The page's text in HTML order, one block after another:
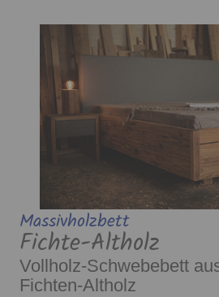
Massivholzbett
Fichte-Altholz
Vollholz-Schwebebett
Fichten-Altholz